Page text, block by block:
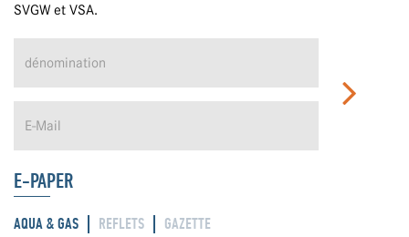
SVGW et VSA.
E-PAPER
AQUA & GAS REFLETS GAZETTE